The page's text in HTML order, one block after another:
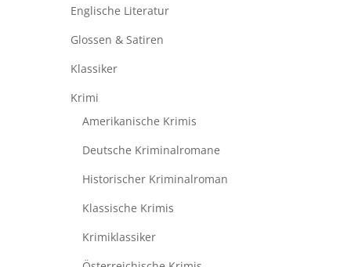
Englische Literatur
Glossen & Satiren
Klassiker
Krimi
Amerikanische Krimis
Deutsche Kriminalromane
Historischer Kriminalroman
Klassische Krimis
Krimiklassiker